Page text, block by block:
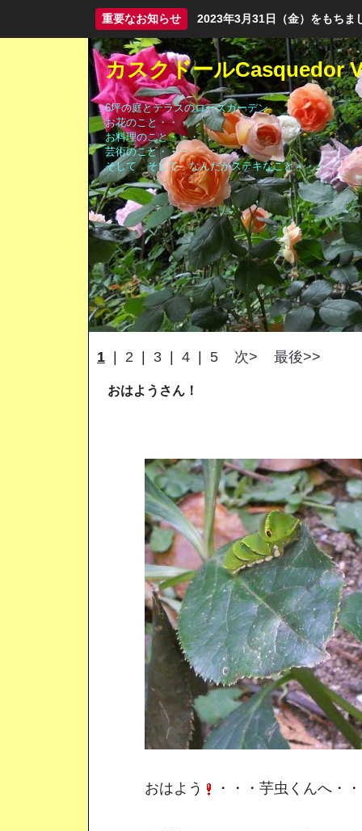
重要なお知らせ 2023年3月31日（金）をもちま
カスクドールCasquedor
6坪の庭とテラスのローズガーデン
お花のこと・・・
お料理のこと・・・
芸術のこと・・・
そして そして なんだかステキなこと・・・
1 2 3 4 5 次> 最後>>
おはようさん！
おはよう ・・・芋虫くんへ・